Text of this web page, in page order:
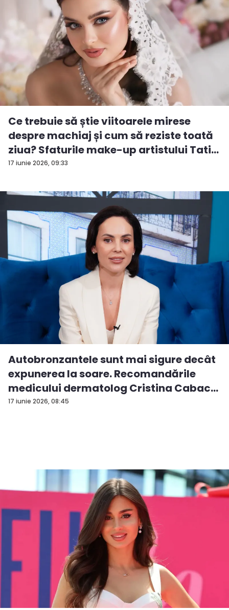
17 iunie 2026, 09:33
Ce trebuie să știe viitoarele mirese
despre machiaj și cum să reziste toată
ziua? Sfaturile make-up artistului Tati...
17 iunie 2026, 08:45
Autobronzantele sunt mai sigure decât
expunerea la soare. Recomandările
medicului dermatolog Cristina Cabac
-...